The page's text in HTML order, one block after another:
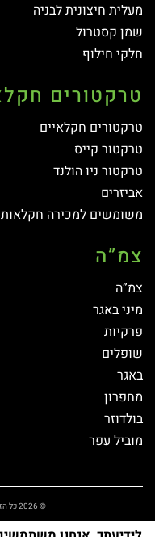
מעלית חיצונית לבניה
שמן קסטרול
חלקי חילוף
טרקטורים
טרקטורים חקלאיים
טרקטור קייס
טרקטור ניו הולנד
אביזרים
משומשים למכירה חקלאות
צמ”ה
צמ”ה
מיני באגר
פרקיות
שופלים
באגר
מחפרון
בולדוזר
מוביל עפר
© 2026 כל הזכויות שמורות - ניו פלדמן בע"מ